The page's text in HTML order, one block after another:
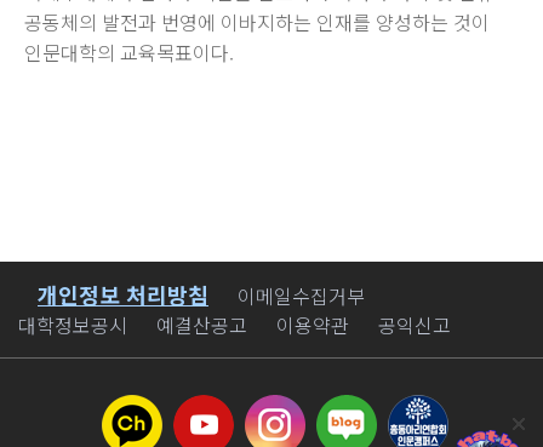
공동체의 발전과 번영에 이바지하는 인재를 양성하는 것이
인문대학의 교육목표이다.
바로가기
개인정보 처리방침
이메일수집거부
대학정보공시
예결산공고 이용약관 공익신고